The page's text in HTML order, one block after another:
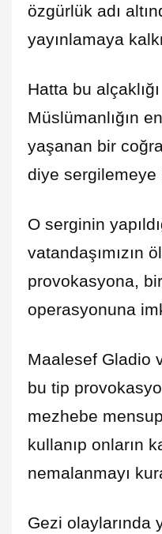
özgürlük adı
yayınlamaya
Hatta bu
Müslümanlığın
yaşanan bir
diye sergilemeye
O serginin
vatandaşımızın
provokasyona,
operasyonuna
Maalesef Gladio
bu tip
mezhebe
kullanıp onların
nemalanmayı
Gezi olaylarında